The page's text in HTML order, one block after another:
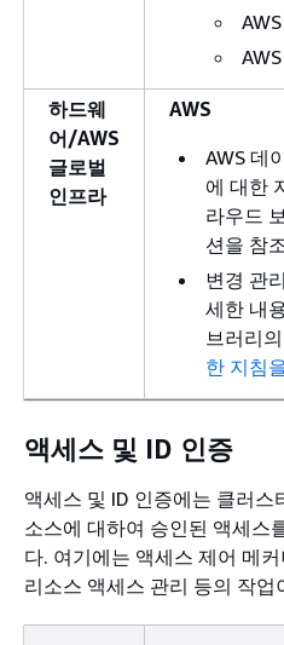
하드웨
어/AWS
글로벌
인프라
AWS
AWS 데
에 대한
라우드
션을 참
변경 관
세한 내
브러리의
한 지침
액세스 및 ID 인증
액세스 및 ID 인증에는 클러스
소스에 대하여 승인된 액세스
다. 여기에는 액세스 제어 메
리소스 액세스 관리 등의 작업